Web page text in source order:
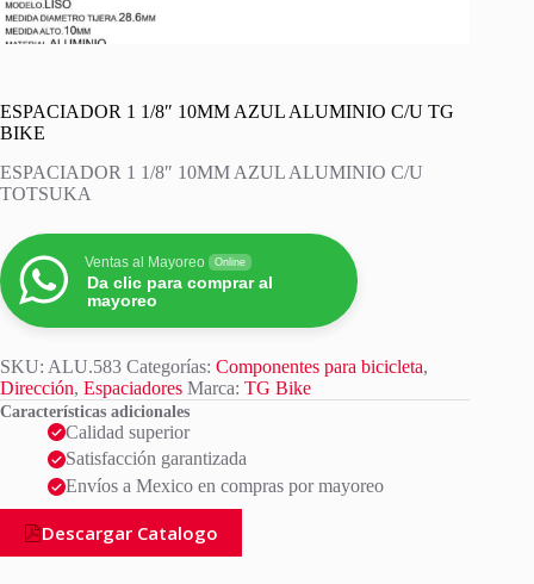
ESPACIADOR 1 1/8″ 10MM AZUL ALUMINIO C/U TG
BIKE
ESPACIADOR 1 1/8″ 10MM AZUL ALUMINIO C/U
TOTSUKA
Ventas al Mayoreo Online
Da clic para comprar al
mayoreo
SKU: ALU.583 Categorías: Componentes para bicicleta,
Dirección, Espaciadores Marca: TG Bike
Características adicionales
Calidad superior
Satisfacción garantizada
Envíos a Mexico en compras por mayoreo
Descargar Catalogo